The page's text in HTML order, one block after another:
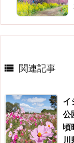
 関連記事
イ
公
頃
川